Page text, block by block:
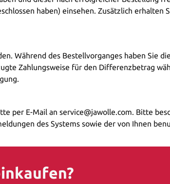
haben) einsehen. Zusätzlich erhalten
Während des Bestellvorganges haben Sie
Zahlungsweise für den Differenzbetrag
per E-Mail an service@jawolle.com. Bitte
des Systems sowie der von Ihnen